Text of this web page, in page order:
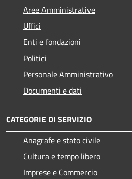
Aree Amministrative
Uffici
Enti e fondazioni
Politici
Personale Amministrativo
Documenti e dati
CATEGORIE DI SERVIZIO
Anagrafe e stato civile
Cultura e tempo libero
Imprese e Commercio